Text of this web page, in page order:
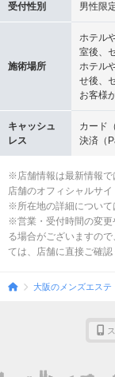
受付性別 男性限
施術場所
ホテル
室後、
ホテル
せ後、
お客様
キャッシュ
レス
カード
決済（
※店舗情報は最新情報で
店舗のオフィシャルサ
※所在地の詳細について
※営業・受付時間の変更
る場合がございますの
ては、店舗に直接ご確認
大阪のメンズエステ